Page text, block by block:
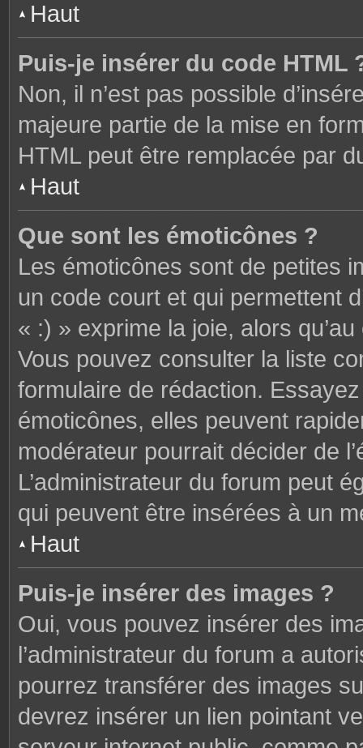
Haut
Puis-je insérer du code HTML
Non, il n’est pas possible
majeure partie de la mise en
HTML peut être remplacée par
Haut
Que sont les émoticônes ?
Les émoticônes sont de petites
un code court et qui permettent
« :) » exprime la joie, alors
Vous pouvez consulter la liste
formulaire de rédaction.
émoticônes, elles peuvent
modérateur pourrait décider de
L’administrateur du forum peut
qui peuvent être insérées à un
Haut
Puis-je insérer des images ?
Oui, vous pouvez insérer des
l’administrateur du forum a
pourrez transférer des images
devrez insérer un lien pointant